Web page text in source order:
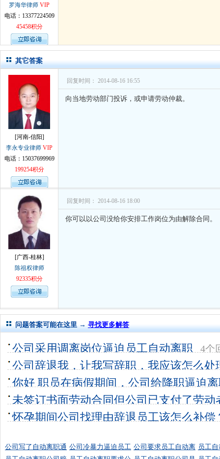
罗海华律师 VIP
电话：13377224509
45458积分
其它答案
[河南-信阳]
李永专业律师 VIP
电话：15037699969
199254积分
回复时间： 2014-08-16 16:55
向当地劳动部门投诉，或申请劳动仲裁。
[广西-桂林]
陈祖权律师
92335积分
回复时间： 2014-08-16 18:00
你可以以公司没给你安排工作岗位为由解除合同。
问题答案可能在这里 → 寻找更多解答
公司采用调离岗位逼迫员工自动离职 4个
公司辞退我，让我写辞职，我应该怎么处
你好 职员在病假期间，公司给降职逼迫
偿员 2个回答 0
未签订书面劳动合同但公司已支付了劳
通过降低承 0个回答 0
怀孕期间公司找理由辞退员工该怎么补偿
公司写了自动离职通 公司冷暴力逼迫员工 公司要求员工自动离 员工